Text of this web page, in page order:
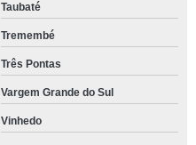
Taubaté
Tremembé
Três Pontas
Vargem Grande do Sul
Vinhedo